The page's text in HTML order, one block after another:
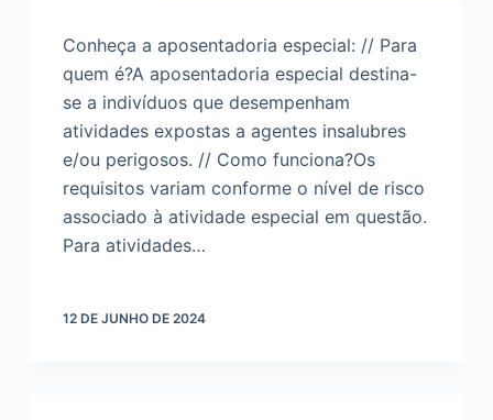
Conheça a aposentadoria especial: // Para
quem é?A aposentadoria especial destina-
se a indivíduos que desempenham
atividades expostas a agentes insalubres
e/ou perigosos. // Como funciona?Os
requisitos variam conforme o nível de risco
associado à atividade especial em questão.
Para atividades…
12 DE JUNHO DE 2024